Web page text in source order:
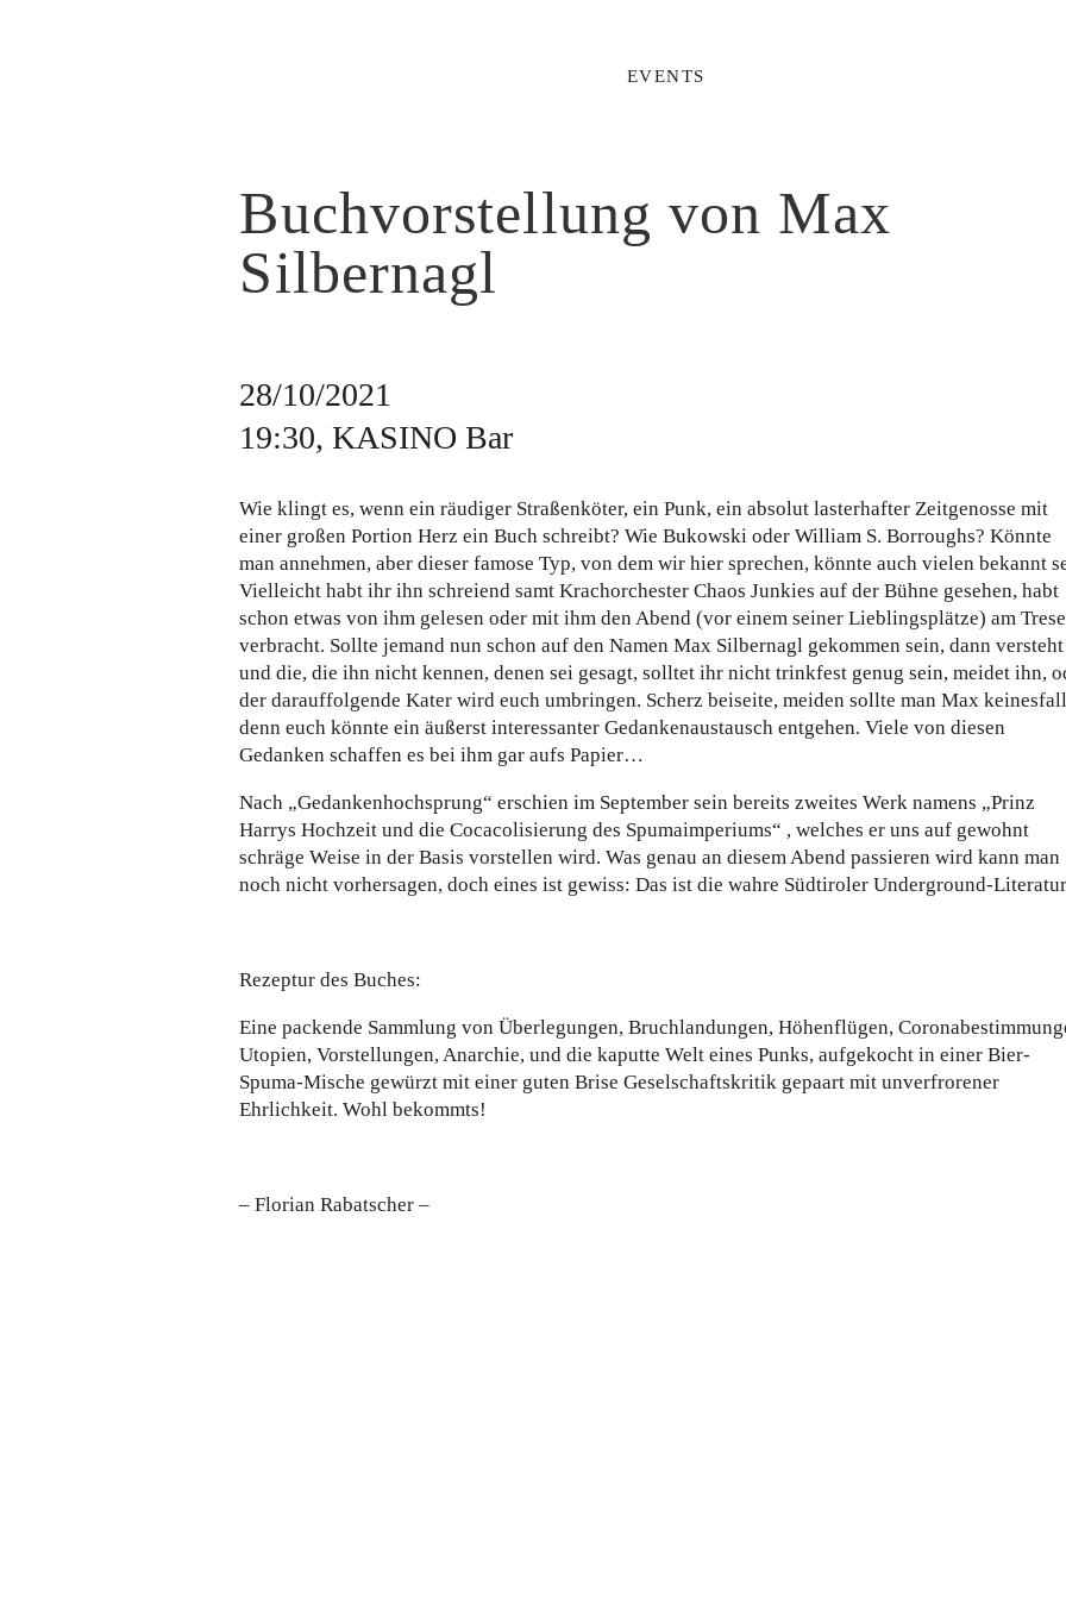
EVENTS
Buchvorstellung von Max
Silbernagl
28/10/2021
19:30, KASINO Bar
Wie klingt es, wenn ein räudiger Straßenköter, ein Punk, ein absolut lasterhafter Zeitgenosse mit
einer großen Portion Herz ein Buch schreibt? Wie Bukowski oder William S. Borroughs? Könnte
man annehmen, aber dieser famose Typ, von dem wir hier sprechen, könnte auch vielen bekannt
Vielleicht habt ihr ihn schreiend samt Krachorchester Chaos Junkies auf der Bühne gesehen, habt
schon etwas von ihm gelesen oder mit ihm den Abend (vor einem seiner Lieblingsplätze) am
verbracht. Sollte jemand nun schon auf den Namen Max Silbernagl gekommen sein, dann
und die, die ihn nicht kennen, denen sei gesagt, solltet ihr nicht trinkfest genug sein, meidet ihn,
der darauffolgende Kater wird euch umbringen. Scherz beiseite, meiden sollte man Max
denn euch könnte ein äußerst interessanter Gedankenaustausch entgehen. Viele von diesen
Gedanken schaffen es bei ihm gar aufs Papier…
Nach „Gedankenhochsprung“ erschien im September sein bereits zweites Werk namens „Prinz
Harrys Hochzeit und die Cocacolisierung des Spumaimperiums“ , welches er uns auf gewohnt
schräge Weise in der Basis vorstellen wird. Was genau an diesem Abend passieren wird kann man
noch nicht vorhersagen, doch eines ist gewiss: Das ist die wahre Südtiroler Underground-
Rezeptur des Buches:
Eine packende Sammlung von Überlegungen, Bruchlandungen, Höhenflügen,
Utopien, Vorstellungen, Anarchie, und die kaputte Welt eines Punks, aufgekocht in einer Bier-
Spuma-Mische gewürzt mit einer guten Brise Geselschaftskritik gepaart mit unverfrorener
Ehrlichkeit. Wohl bekommts!
– Florian Rabatscher –